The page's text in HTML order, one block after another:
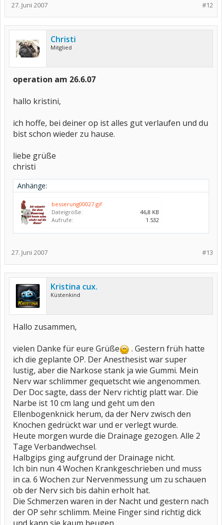
#12
27. Juni 2007
Christi
Mitglied
operation am 26.6.07
hallo kristini,
ich hoffe, bei deiner op ist alles gut verlaufen und du
bist schon wieder zu hause.
liebe grüße
christi
Anhänge:
besserung00027.gif
Dateigröße:
46,8 KB
Aufrufe:
1.532
#13
27. Juni 2007
Kristina cux.
Küstenkind
Hallo zusammen,
vielen Danke für eure Grüße
. Gestern früh hatte
ich die geplante OP. Der Anesthesist war super
lustig, aber die Narkose stank ja wie Gummi. Mein
Nerv war schlimmer gequetscht wie angenommen.
Der Doc sagte, dass der Nerv richtig platt war. Die
Narbe ist 10 cm lang und geht um den
Ellenbogenknick herum, da der Nerv zwisch den
Knochen gedrückt war und er verlegt wurde.
Heute morgen wurde die Drainage gezogen. Alle 2
Tage Verbandwechsel.
Halbgips ging aufgrund der Drainage nicht.
Ich bin nun 4 Wochen Krankgeschrieben und muss
in ca. 6 Wochen zur Nervenmessung um zu schauen
ob der Nerv sich bis dahin erholt hat.
Die Schmerzen waren in der Nacht und gestern nach
der OP sehr schlimm. Meine Finger sind richtig dick